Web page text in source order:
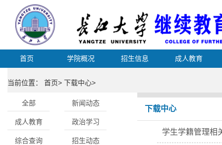
首页 学院概况 招生信息 成人教育
当前位置： 首页> 下载中心>
全部 新闻动态
成人教育 政治学习
综合查询 招生动态
下载中心
学生学籍管理相